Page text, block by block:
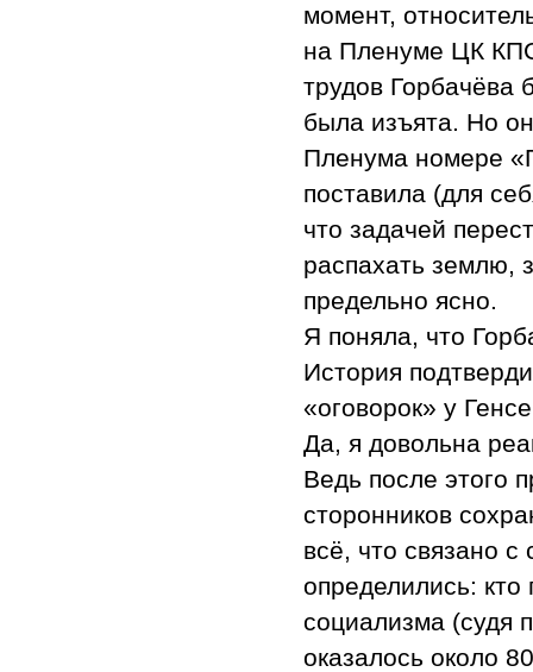
момент,
на Пленуме ЦК
трудов Горбачёва
была изъята. Но
Пленума номере
поставила (для
что задачей
распахать землю,
предельно ясно.
Я поняла, что
История
«оговорок» у
Да, я довольна
Ведь после этого
сторонников
всё, что связано с
определились:
социализма
оказалось около